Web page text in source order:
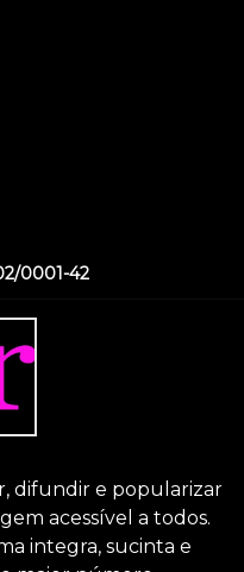
0001-42
difundir e popularizar
acessível a todos.
integra, sucinta e